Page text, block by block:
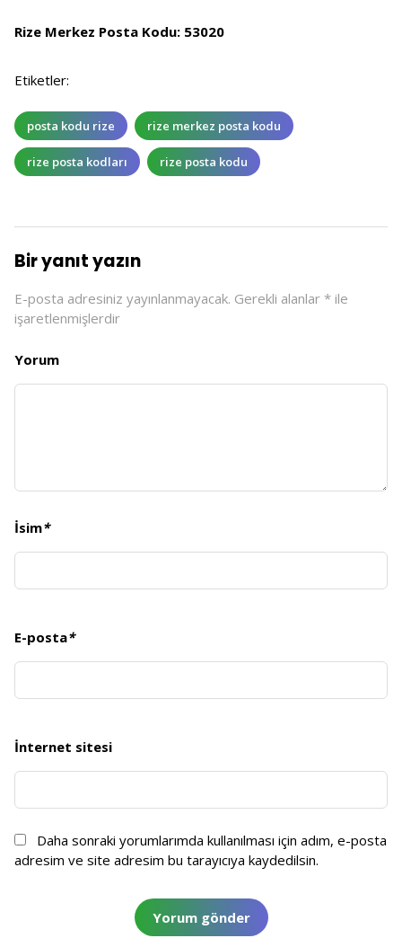
Rize Merkez Posta Kodu: 53020
Etiketler:
posta kodu rize rize merkez posta kodu
rize posta kodları rize posta kodu
Bir yanıt yazın
E-posta adresiniz yayınlanmayacak. Gerekli alanlar * ile
işaretlenmişlerdir
Yorum
İsim*
E-posta*
İnternet sitesi
Daha sonraki yorumlarımda kullanılması için adım, e-posta
adresim ve site adresim bu tarayıcıya kaydedilsin.